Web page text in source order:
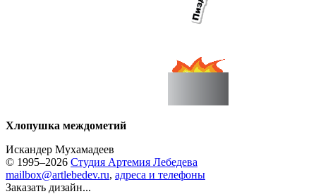
Хлопушка междометий
Искандер Мухамадеев
© 1995–2026 Студия Артемия Лебедева
mailbox@artlebedev.ru, адреса и телефоны
Заказать дизайн...